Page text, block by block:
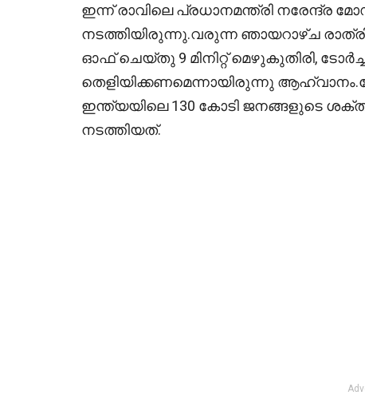
ഇന്ന് രാവിലെ പ്രധാനമന്ത്രി നരേന്ദ്ര
നടത്തിയിരുന്നു.വരുന്ന ഞായറാഴ്ച
ഓഫ് ചെയ്തു 9 മിനിറ്റ് മെഴുകുതിരി,
തെളിയിക്കണമെന്നായിരുന്നു
ഇന്ത്യയിലെ 130 കോടി ജനങ്ങളുടെ
നടത്തിയത്.